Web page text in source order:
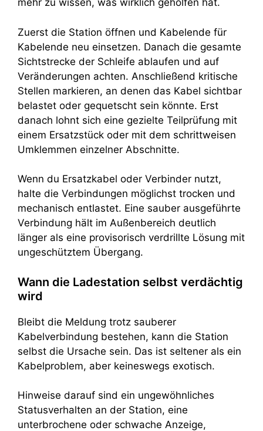
mehr zu wissen, was wirklich geholfen hat.
Zuerst die Station öffnen und Kabelende für
Kabelende neu einsetzen. Danach die gesamte
Sichtstrecke der Schleife ablaufen und auf
Veränderungen achten. Anschließend kritische
Stellen markieren, an denen das Kabel sichtbar
belastet oder gequetscht sein könnte. Erst
danach lohnt sich eine gezielte Teilprüfung mit
einem Ersatzstück oder mit dem schrittweisen
Umklemmen einzelner Abschnitte.
Wenn du Ersatzkabel oder Verbinder nutzt,
halte die Verbindungen möglichst trocken und
mechanisch entlastet. Eine sauber ausgeführte
Verbindung hält im Außenbereich deutlich
länger als eine provisorisch verdrillte Lösung mit
ungeschütztem Übergang.
Wann die Ladestation selbst verdächtig
wird
Bleibt die Meldung trotz sauberer
Kabelverbindung bestehen, kann die Station
selbst die Ursache sein. Das ist seltener als ein
Kabelproblem, aber keineswegs exotisch.
Hinweise darauf sind ein ungewöhnliches
Statusverhalten an der Station, eine
unterbrochene oder schwache Anzeige,